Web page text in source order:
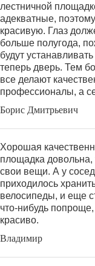
лестничной
адекватные,
красивую. Глаз
больше полугода,
будут
теперь дверь. Тем
все делают
профессионалы, а
Борис Дмитрьевич
Хорошая
площадка довольна,
свои вещи. А у
приходилось
велосипеды, и еще
что-нибудь
красиво.
Владимир